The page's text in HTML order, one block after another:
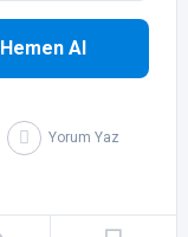
Hemen Al
Yorum Yaz